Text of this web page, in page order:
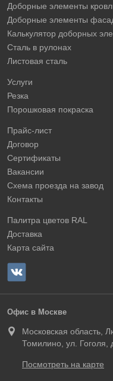
Доборные элементы
Доборные элементы
Калькулятор доборных
Сталь в рулонах
Листовая сталь
Услуги
Резка
Порошковая покраска
Прайс-лист
Договор
Сертификаты
Вакансии
Схема проезда на завод
Контакты
Палитра цветов RAL
Доставка
Карта сайта
Офис в Москве
Московская область,
Томилино, ул. Гоголя,
Посмотреть на карте